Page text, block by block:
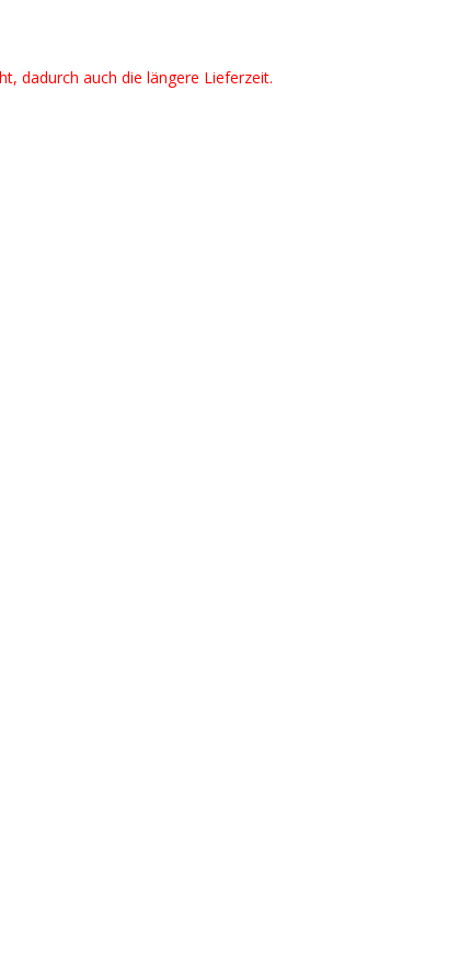
dadurch auch die längere Lieferzeit.